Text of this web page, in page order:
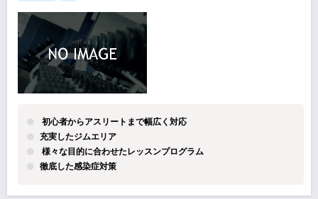
初心者からアスリートまで幅広く対応
充実したジムエリア
様々な目的に合わせたレッスンプログラム
徹底した感染症対策